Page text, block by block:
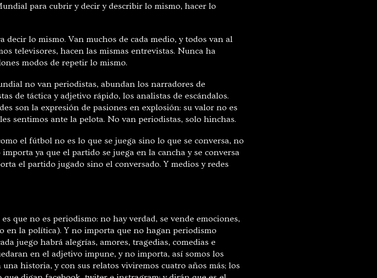
para cubrir y decir y describir lo mismo, hacer lo
decir lo mismo. Van muchos de cada medio, y todos van al
televisores, hacen las mismas entrevistas. Nunca ha
modos de repetir lo mismo.
no van periodistas, abundan los narradores de
de táctica y adjetivo rápido, los analistas de escándalos.
son la expresión de pasiones en explosión: su valor no es
sentimos ante la pelota. No van periodistas, solo hinchas.
el fútbol no es lo que se juega sino lo que se conversa, no
ya que el partido se juega en la cancha y se conversa
el partido jugado sino el conversado. Y medios y redes
que no es periodismo: no hay verdad, se vende emociones,
en la política). Y no importa que no hagan periodismo
juego habrá alegrías, amores, tragedias, comedias e
en el adjetivo impune, y no importa, así somos los
historia, y con sus relatos viviremos cuatro años más; los